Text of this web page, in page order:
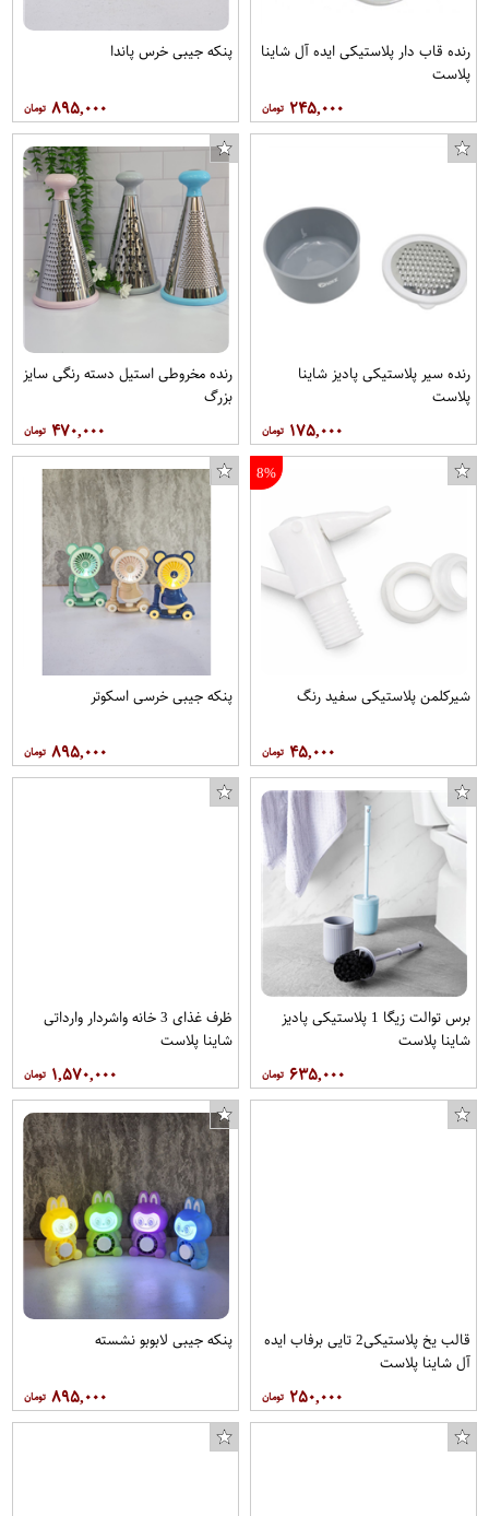
رنده قاب دار پلاستیکی ایده آل شاینا
پلاست
۲۴۵,۰۰۰
پنکه جیبی خرس پاندا
۸۹۵,۰۰۰
رنده سیر پلاستیکی پادیز شاینا
پلاست
۱۷۵,۰۰۰
رنده مخروطی استیل دسته رنگی سایز
بزرگ
۴۷۰,۰۰۰
8%
شیرکلمن پلاستیکی سفید رنگ
۴۵,۰۰۰
پنکه جیبی خرسی اسکوتر
۸۹۵,۰۰۰
برس توالت زیگا 1 پلاستیکی پادیز
شاینا پلاست
۶۳۵,۰۰۰
ظرف غذای 3 خانه واشردار وارداتی
شاینا پلاست
۱,۵۷۰,۰۰۰
قالب یخ پلاستیکی2 تایی برفاب ایده
آل شاینا پلاست
۲۵۰,۰۰۰
پنکه جیبی لابوبو نشسته
۸۹۵,۰۰۰